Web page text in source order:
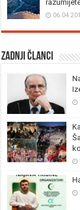
Zadnji članci